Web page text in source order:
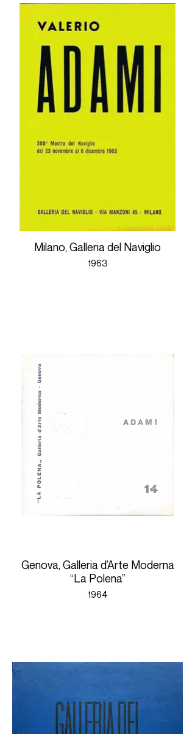
Milano, Galleria del Naviglio
1963
Genova, Galleria d’Arte Moderna
“La Polena”
1964